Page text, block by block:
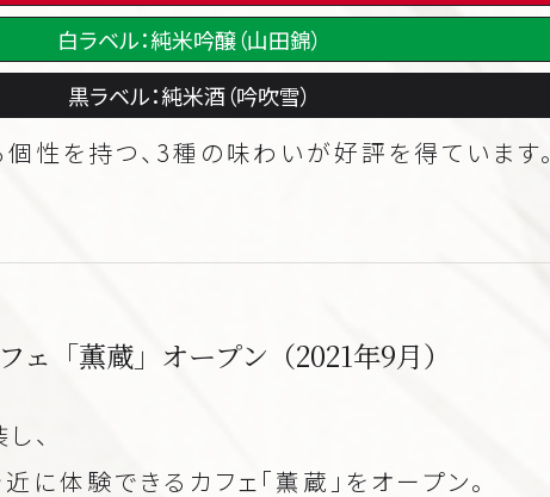
白ラベル：純米吟醸（山田錦）
黒ラベル：純米酒（吟吹雪）
性を持つ、3種の味わいが好評を得ています。
ェ「薫蔵」オープン（2021年9月）
、
に体験できるカフェ「薫蔵」をオープン。